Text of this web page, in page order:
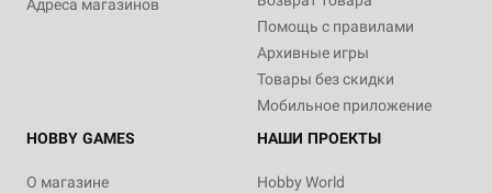
Адреса магазинов
Помощь с правилами
Архивные игры
Товары без скидки
Мобильное приложение
HOBBY GAMES
О магазине
НАШИ ПРОЕКТЫ
Hobby World